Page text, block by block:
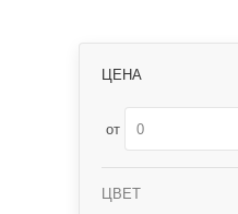
ЦЕНА
от
ЦВЕТ